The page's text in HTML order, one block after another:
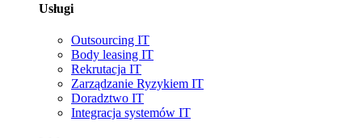
Usługi
Outsourcing IT
Body leasing IT
Rekrutacja IT
Zarządzanie Ryzykiem IT
Doradztwo IT
Integracja systemów IT